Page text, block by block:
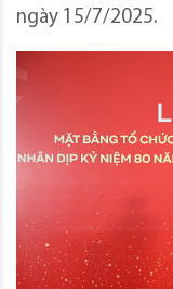
ngày 15/7/2025.